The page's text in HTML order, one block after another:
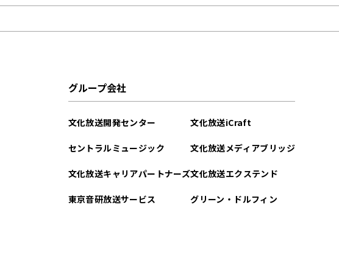
グループ会社
文化放送開発センター
セントラルミュージック
文化放送キャリアパートナーズ
東京音研放送サービス
文化放送iCraft
文化放送メディアブリッジ
文化放送エクステンド
グリーン・ドルフィン